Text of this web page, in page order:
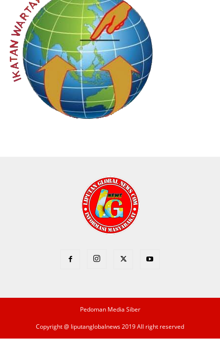
Pedoman Media Siber
Copyright @ liputanglobalnews 2019 All right reserved